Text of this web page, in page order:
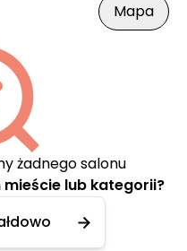
Mapa
żadnego salonu
lub kategorii?